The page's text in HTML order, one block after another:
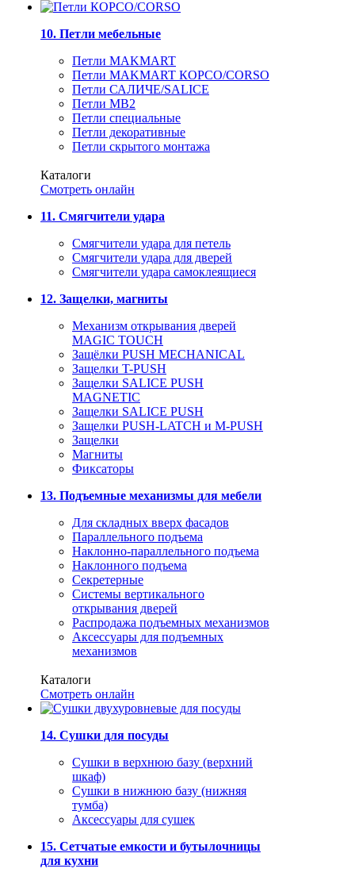
10. Петли мебельные
Петли MAKMART
Петли MAKMART КОРСО/CORSO
Петли САЛИЧЕ/SALICE
Петли MB2
Петли специальные
Петли декоративные
Петли скрытого монтажа
Каталоги
Смотреть онлайн
11. Смягчители удара
Смягчители удара для петель
Смягчители удара для дверей
Cмягчители удара самоклеящиеся
12. Защелки, магниты
Механизм открывания дверей
MAGIC TOUCH
Защёлки PUSH MECHANICAL
Защелки T-PUSH
Защелки SALICE PUSH
MAGNETIC
Защелки SALICE PUSH
Защелки PUSH-LATCH и M-PUSH
Защелки
Магниты
Фиксаторы
13. Подъемные механизмы для мебели
Для складных вверх фасадов
Параллельного подъема
Наклонно-параллельного подъема
Наклонного подъема
Секретерные
Системы вертикального
открывания дверей
Распродажа подъемных механизмов
Аксессуары для подъемных
механизмов
Каталоги
Смотреть онлайн
14. Сушки для посуды
Сушки в верхнюю базу (верхний
шкаф)
Сушки в нижнюю базу (нижняя
тумба)
Аксессуары для сушек
15. Сетчатые емкости и бутылочницы
для кухни